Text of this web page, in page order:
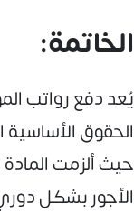
الخاتمة:
يُعد دفع رواتب
الحقوق
الأجور بشكل